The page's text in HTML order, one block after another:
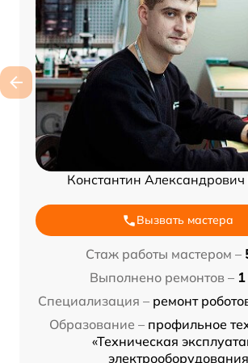
Константин
Вызвать мастера
Стаж работы мастером –
Выполнено ремонтов –
Специализация – ремонт
Образование – профильное
«Техническая